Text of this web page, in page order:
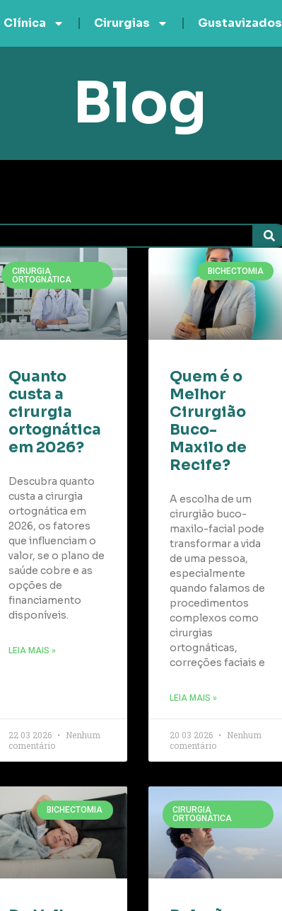
Clínica Cirurgias Gustavizados
Blog
CIRURGIA
ORTOGNÁTICA
Quanto
custa a
cirurgia
ortognática
em 2026?
Descubra quanto
custa a cirurgia
ortognática em
2026, os fatores
que influenciam o
valor, se o plano de
saúde cobre e as
opções de
financiamento
disponíveis.
LEIA MAIS »
22 03 2026
Nenhum
comentário
BICHECTOMIA
Quem é o
Melhor
Cirurgião
Buco-
Maxilo de
Recife?
A escolha de um
cirurgião buco-
maxilo-facial pode
transformar a vida
de uma pessoa,
especialmente
quando falamos de
procedimentos
complexos como
cirurgias
ortognáticas,
correções faciais e
LEIA MAIS »
20 03 2026
Nenhum
comentário
BICHECTOMIA
CIRURGIA
ORTOGNÁTICA